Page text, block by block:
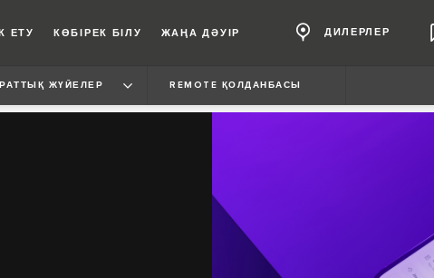
ЕТУ КӨБІРЕК БІЛУ ЖАҢА ДӘУІР ДИЛЕРЛЕР
ЖҮЙЕЛЕР REMOTE ҚОЛДАНБАСЫ